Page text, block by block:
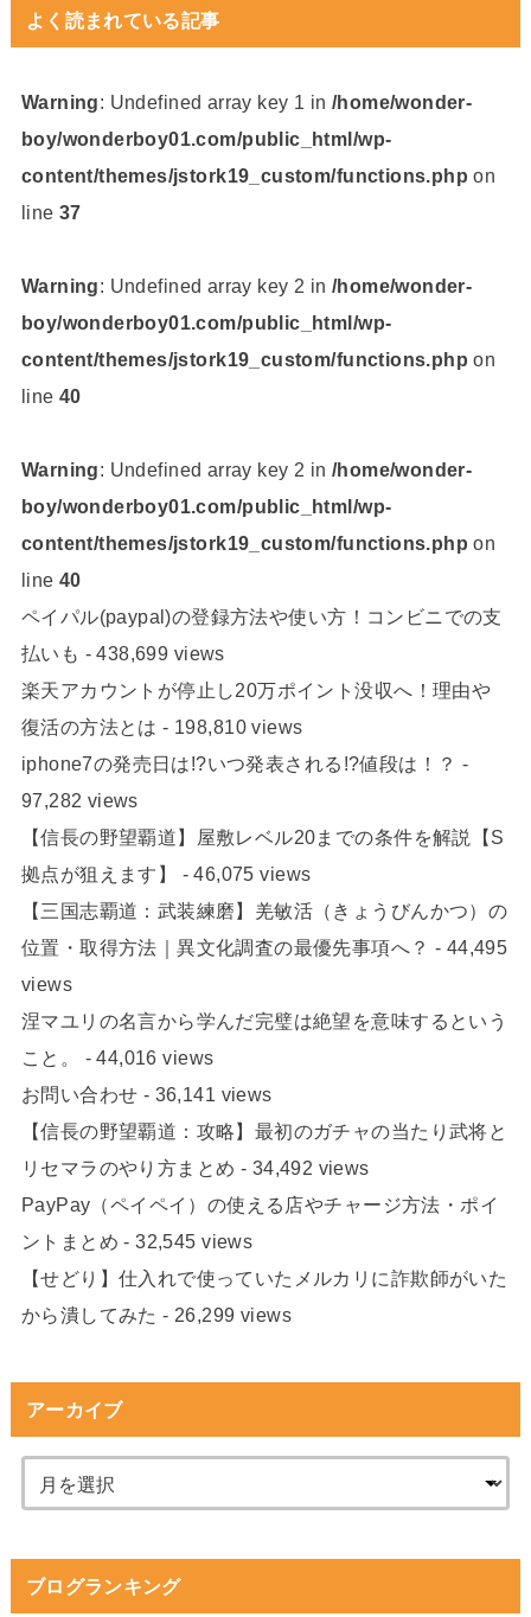
よく読まれている記事
Warning: Undefined array key 1 in /home/wonder-
boy/wonderboy01.com/public_html/wp-
content/themes/jstork19_custom/functions.php on
line 37
Warning: Undefined array key 2 in /home/wonder-
boy/wonderboy01.com/public_html/wp-
content/themes/jstork19_custom/functions.php on
line 40
Warning: Undefined array key 2 in /home/wonder-
boy/wonderboy01.com/public_html/wp-
content/themes/jstork19_custom/functions.php on
line 40
ペイパル(paypal)の登録方法や使い方！コンビニでの支
払いも - 438,699 views
楽天アカウントが停止し20万ポイント没収へ！理由や
復活の方法とは - 198,810 views
iphone7の発売日は!?いつ発表される!?値段は！？ -
97,282 views
【信長の野望覇道】屋敷レベル20までの条件を解説【S
拠点が狙えます】
- 46,075 views
【三国志覇道：武装練磨】羌敏活（きょうびんかつ）の
位置・取得方法｜異文化調査の最優先事項へ？ - 44,495
views
涅マユリの名言から学んだ完璧は絶望を意味するという
こと。
- 44,016 views
お問い合わせ - 36,141 views
【信長の野望覇道：攻略】最初のガチャの当たり武将と
リセマラのやり方まとめ - 34,492 views
PayPay（ペイペイ）の使える店やチャージ方法・ポイ
ントまとめ - 32,545 views
【せどり】仕入れで使っていたメルカリに詐欺師がいた
から潰してみた - 26,299 views
アーカイブ
ブログランキング